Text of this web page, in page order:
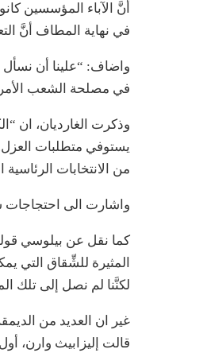
أنَّ الآباء المؤسسين
في نهاية المطاف أنَّ
واضاف: “علينا أن نسأل
في مصلحة الشعب
وذكرت الغارديان، ان
من الانتخابات الرئاسية
واشارت الى
كما نقل عن بيلوسي
المثيرة للشِّقاق التي
لكنَّنا لم نصل إلى تلك